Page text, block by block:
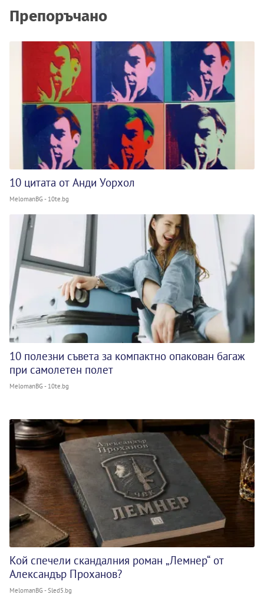
Препоръчано
10 цитата от Анди Уорхол
MelomanBG - 10te.bg
10 полезни съвета за компактно опакован багаж
при самолетен полет
MelomanBG - 10te.bg
Кой спечели скандалния роман „Лемнер“ от
Александър Проханов?
MelomanBG - Sled5.bg